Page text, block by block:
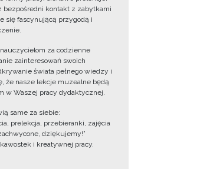
bezpośredni kontakt z zabytkami
się fascynującą przygodą i
za codzienne
zainteresowań swoich
świata pełnego wiedzy i
że nasze lekcje muzealne będą
w Waszej pracy dydaktycznej.
same za siebie:
prelekcja, przebieranki, zajęcia
dziękujemy!”
i kreatywnej pracy.